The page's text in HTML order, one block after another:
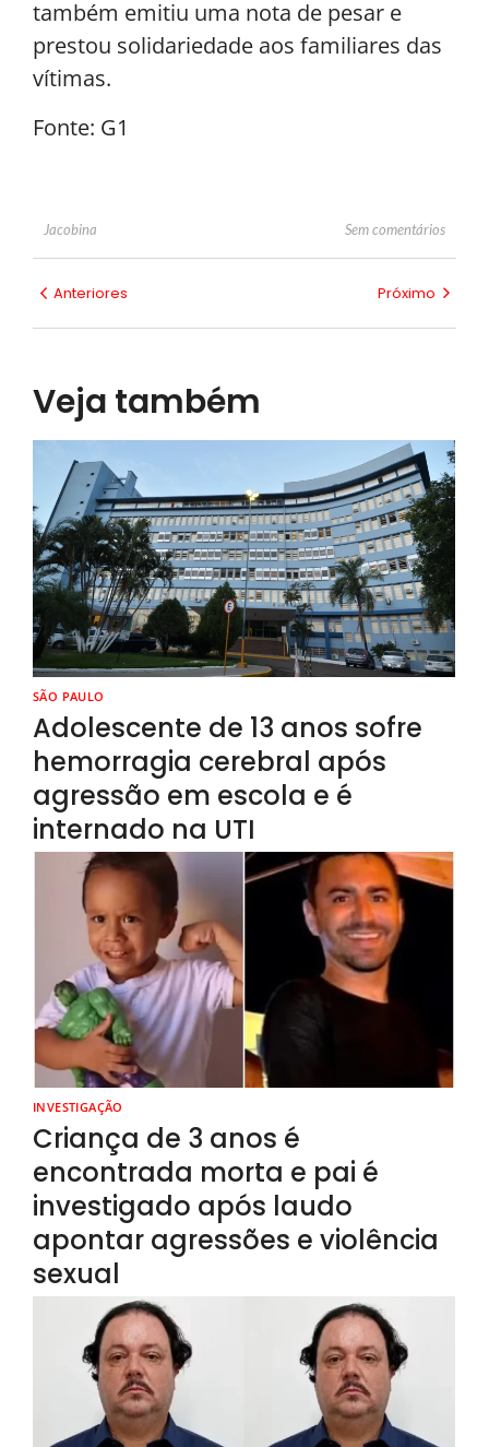
também emitiu uma nota de pesar e
prestou solidariedade aos familiares das
vítimas.
Fonte: G1
Jacobina Sem comentários
Anteriores Próximo
Veja também
SÃO PAULO
Adolescente de 13 anos sofre
hemorragia cerebral após
agressão em escola e é
internado na UTI
INVESTIGAÇÃO
Criança de 3 anos é
encontrada morta e pai é
investigado após laudo
apontar agressões e violência
sexual